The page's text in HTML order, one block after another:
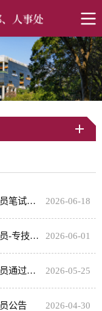
广东工业大学2026年公开招聘工作人员笔试成绩、资格复审及面试安排 2026-06-18
广东工业大学2026年公开招聘工作人员-专技岗笔试安排 2026-06-01
广东工业大学2026年公开招聘工作人员通过初审名单及笔试安排 2026-05-25
公告 2026-04-30